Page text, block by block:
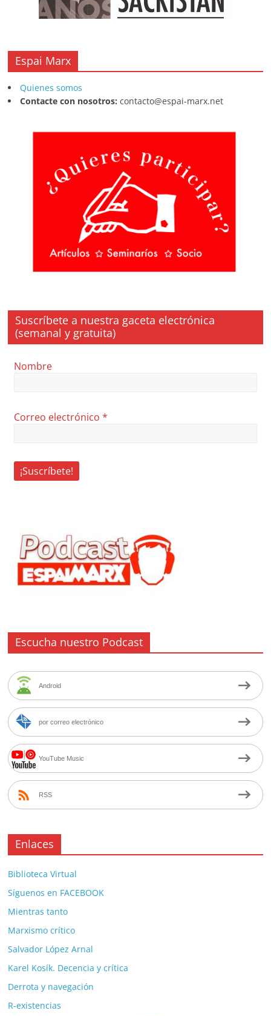
Espai Marx
Quienes somos
Contacte con nosotros: contacto@espai-marx.net
Suscríbete a nuestra gaceta electrónica
(semanal y gratuita)
Nombre
Correo electrónico*
Escucha nuestro Podcast
Android
por correo electrónico
YouTube Music
RSS
Enlaces
Biblioteca Virtual
Síguenos en FACEBOOK
Mientras tanto
Marxismo crítico
Salvador López Arnal
Karel Kosík. Decencia y crítica
Derrota y navegación
R-existencias